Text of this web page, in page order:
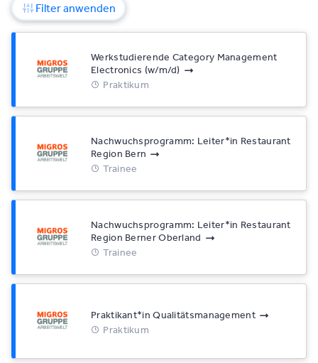
Filter anwenden
Werkstudierende Category Management
Electronics (w/​m/​d)
Praktikum
Nachwuchsprogramm: Leiter*​in Restaurant
Region Bern
Trainee
Nachwuchsprogramm: Leiter*​in Restaurant
Region Berner Oberland
Trainee
Praktikant*​in Qualitätsmanagement
Praktikum